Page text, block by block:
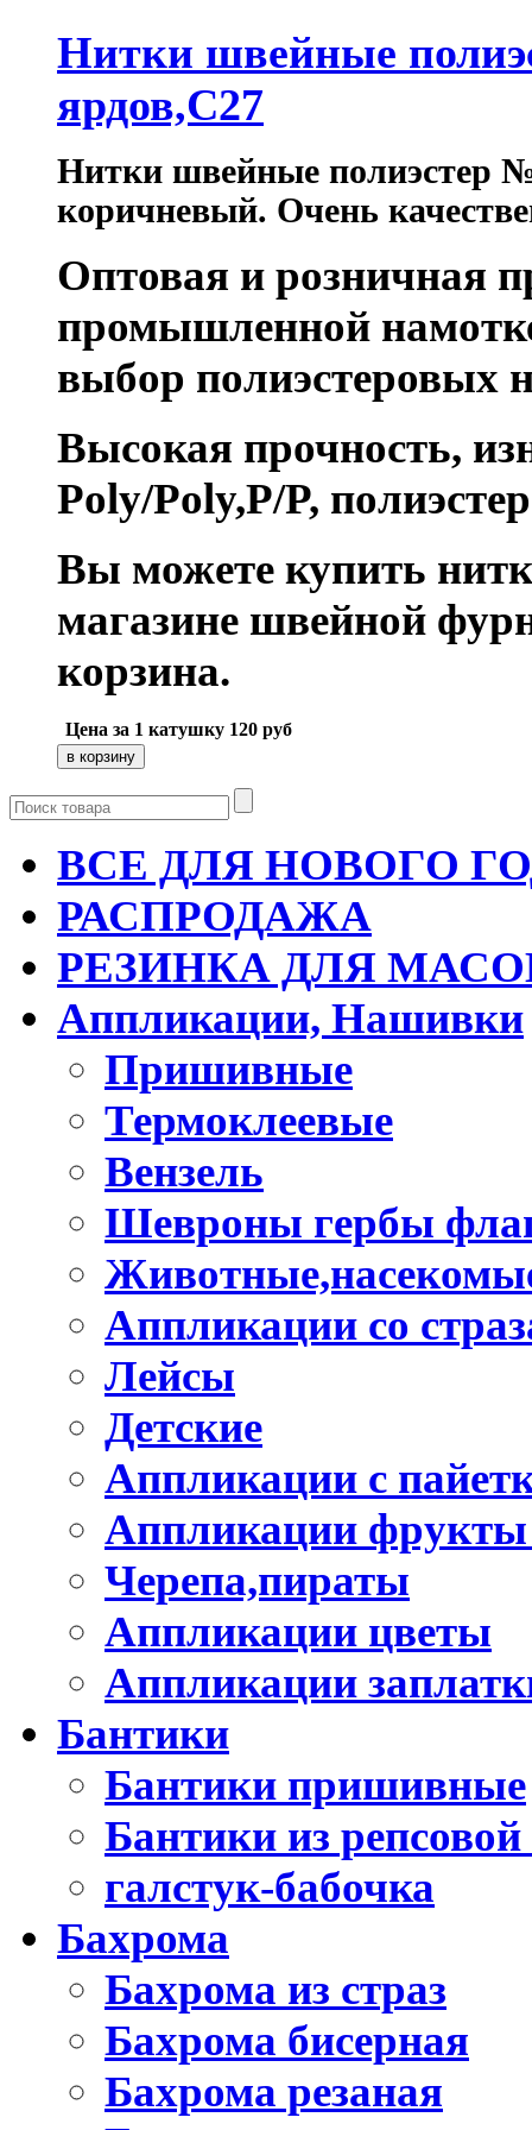
Нитки швейные
ярдов,C27
Нитки швейные полиэстер
коричневый. Очень
Оптовая и розничная
промышленной
выбор полиэстеровых
Высокая прочность,
Poly/Poly,P/P, полиэстер
Вы можете купить
магазине швейной
корзина.
Цена за 1 катушку 120 руб
ВСЕ ДЛЯ НОВОГО
РАСПРОДАЖА
РЕЗИНКА ДЛЯ
Аппликации, Нашивки
Пришивные
Термоклеевые
Вензель
Шевроны гербы
Аппликации со
Лейсы
Детские
Аппликации с
Аппликации
Черепа,пираты
Аппликации цветы
Аппликации
Бантики
Бантики пришивные
Бантики из
галстук-бабочка
Бахрома
Бахрома из страз
Бахрома бисерная
Бахрома резаная